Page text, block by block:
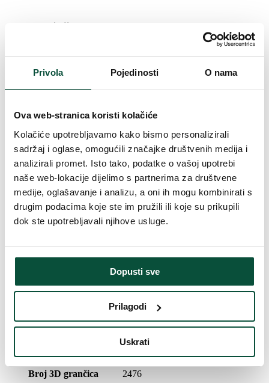
Privola Pojedinosti O nama
Ova web-stranica koristi kolačiće
Kolačiće upotrebljavamo kako bismo personalizirali
sadržaj i oglase, omogućili značajke društvenih medija i
analizirali promet. Isto tako, podatke o vašoj upotrebi
naše web-lokacije dijelimo s partnerima za društvene
medije, oglašavanje i analizu, a oni ih mogu kombinirati s
drugim podacima koje ste im pružili ili koje su prikupili
dok ste upotrebljavali njihove usluge.
Dopusti sve
Prilagodi
Uskrati
Broj dijelova
Težina (brutto) 30,6
Postolje (uključeno u paket) Metalni
Paket 2 133x33x32
Povijest cijena
Najniža cijena u zadnjih 30 dana je
4 dana
4380
270 cm
Broj 3D grančica 2476